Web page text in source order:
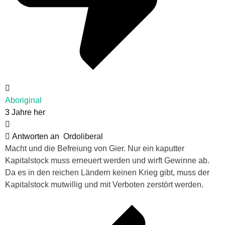
Aboriginal
3 Jahre her
Antworten an Ordoliberal
Macht und die Befreiung von Gier. Nur ein kaputter
Kapitalstock muss erneuert werden und wirft Gewinne ab.
Da es in den reichen Ländern keinen Krieg gibt, muss der
Kapitalstock mutwillig und mit Verboten zerstört werden.